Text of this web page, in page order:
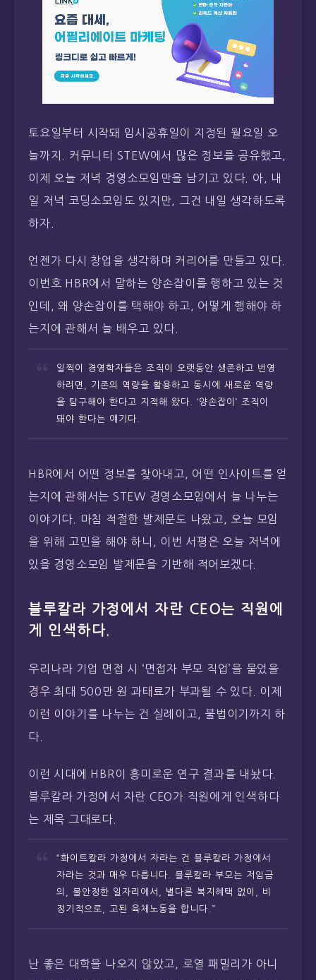
토요일부터 시작돼 임시공휴일이 지정된 월요일 오
늘까지. 커뮤니티 STEW에서 많은 정보를 공유했고,
이제 오늘 저녁 경영소모임만을 남기고 있다. 아, 내
일 저녁 코딩소모임도 있지만, 그건 내일 생각하도록
하자.
언젠가 다시 창업을 생각하며 커리어를 만들고 있다.
이번호 HBR에서 말하는 양손잡이를 행하고 있는 것
인데, 왜 양손잡이를 택해야 하고, 어떻게 행해야 하
는지에 관해서 늘 배우고 있다.
일찍이 경영학자들은 조직이 오랫동안 생존하고 번영
하려면, 기존의 역량을 활용하고 동시에 새로운 역량
을 탐구해야 한다고 지적해 왔다. ‘양손잡이’ 조직이
돼야 한다는 얘기다.
HBR에서 어떤 정보를 찾아내고, 어떤 인사이트를 얻
는지에 관해서는 STEW 경영소모임에서 늘 나누는
이야기다. 마침 적절한 발제문도 나왔고, 오늘 모임
을 위해 고민을 해야 하니, 이번 서평은 오늘 저녁에
있을 경영소모임 발제문을 기반해 적어보겠다.
블루칼라 가정에서 자란 CEO는 직원에
게 인색하다.
우리나라 기업 면접 시 ‘면접자 부모 직업’을 물었을
경우 최대 500만 원 과태료가 부과될 수 있다. 이제
이런 이야기를 나누는 건 실례이고, 불법이기까지 하
다.
이런 시대에 HBR이 흥미로운 연구 결과를 내놨다.
블루칼라 가정에서 자란 CEO가 직원에게 인색하다
는 제목 그대로다.
“화이트칼라 가정에서 자라는 건 블루칼라 가정에서
자라는 것과 매우 다릅니다. 블루칼라 부모는 저임금
의, 불안정한 일자리에서, 별다른 복지혜택 없이, 비
정기적으로, 고된 육체노동을 합니다.”
난 좋은 대학을 나오지 않았고, 로열 패밀리가 아니